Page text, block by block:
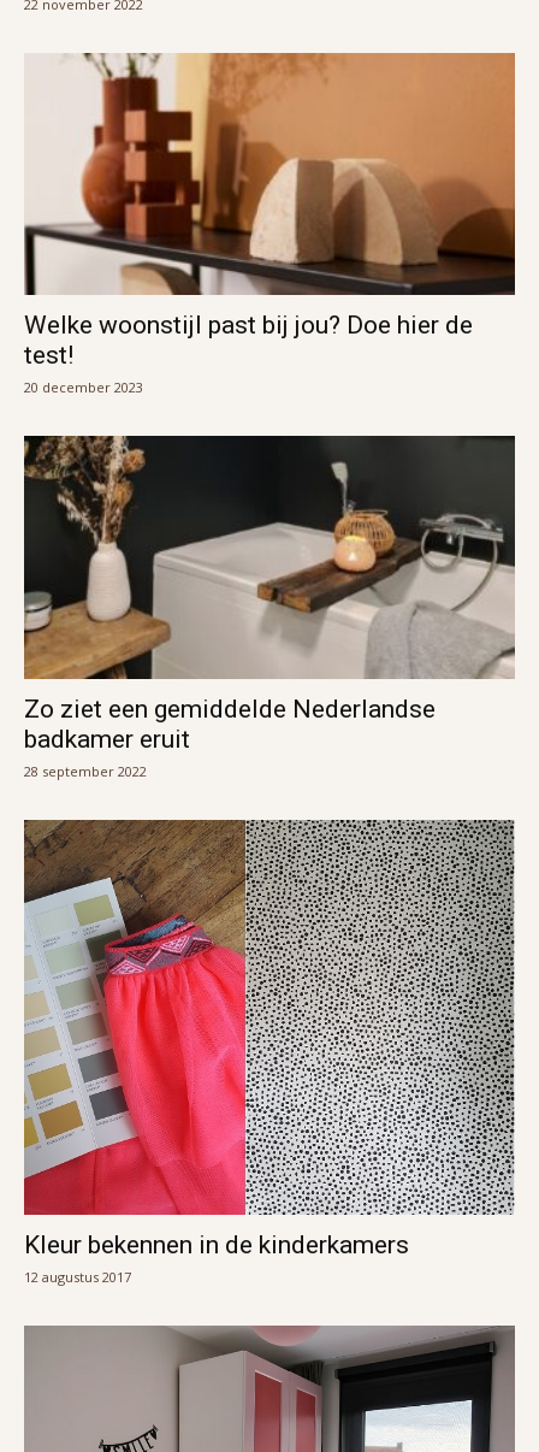
22 november 2022
Welke woonstijl past bij jou? Doe hier de
test!
20 december 2023
Zo ziet een gemiddelde Nederlandse
badkamer eruit
28 september 2022
Kleur bekennen in de kinderkamers
12 augustus 2017